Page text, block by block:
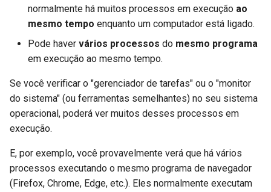
normalmente há muitos processos em execução ao
mesmo tempo enquanto um computador está ligado.
Pode haver vários processos do mesmo programa
em execução ao mesmo tempo.
Se você verificar o "gerenciador de tarefas" ou o "monitor
do sistema" (ou ferramentas semelhantes) no seu sistema
operacional, poderá ver muitos desses processos em
execução.
E, por exemplo, você provavelmente verá que há vários
processos executando o mesmo programa de navegador
(Firefox, Chrome, Edge, etc.). Eles normalmente executam